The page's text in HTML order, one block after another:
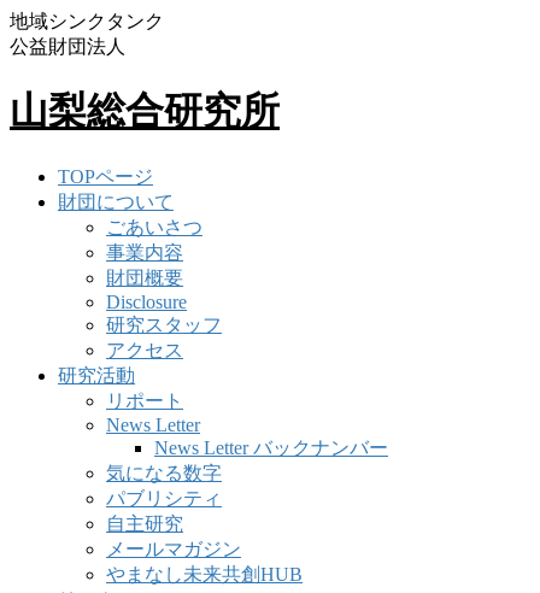
地域シンクタンク
公益財団法人
山梨総合研究所
TOPページ
財団について
ごあいさつ
事業内容
財団概要
Disclosure
研究スタッフ
アクセス
研究活動
リポート
News Letter
News Letter バックナンバー
気になる数字
パブリシティ
自主研究
メールマガジン
やまなし未来共創HUB